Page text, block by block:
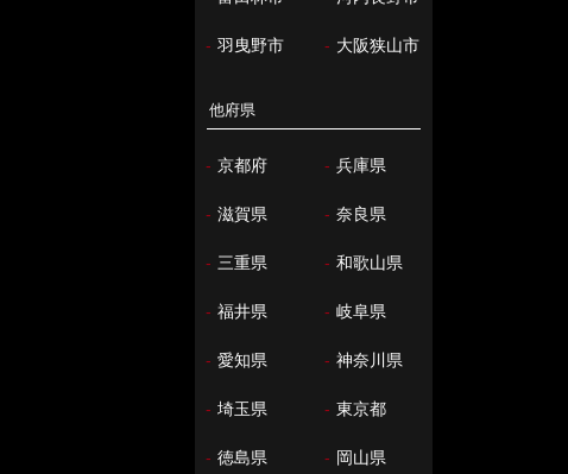
- 羽曳野市 - 大阪狭山市
他府県
- 京都府 - 兵庫県
- 滋賀県 - 奈良県
- 三重県 - 和歌山県
- 福井県 - 岐阜県
- 愛知県 - 神奈川県
- 埼玉県 - 東京都
- 徳島県 - 岡山県